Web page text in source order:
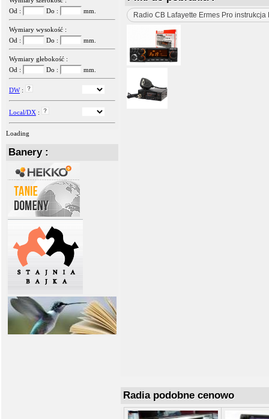
Od :
Do : mm.
Wymiary wysokość :
Od :
Do : mm.
Wymiary głebokość :
Od :
Do : mm.
DW:
Local/DX :
Loading
Banery :
Radio CB Lafayette Ermes Pro instrukcja
Radia podobne cenowo